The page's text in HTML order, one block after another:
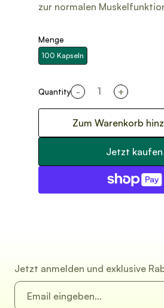
zur normalen
Menge
100 Kapseln
Quantity - +
Zum Warenkorb
Jetzt kaufen
Jetzt anmelden und exklusive